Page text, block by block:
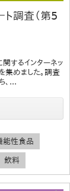
ト調査（第5
するインターネッ
めました。調査
、...
能性食品
飲料